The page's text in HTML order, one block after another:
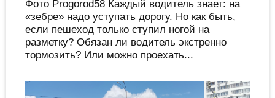
Фото Progorod58 Каждый водитель знает: на
«зебре» надо уступать дорогу. Но как быть,
если пешеход только ступил ногой на
разметку? Обязан ли водитель экстренно
тормозить? Или можно проехать...